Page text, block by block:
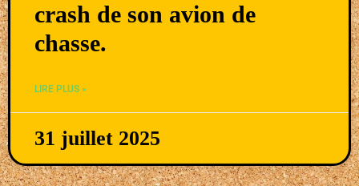
crash de son avion de
chasse.
LIRE PLUS »
31 juillet 2025